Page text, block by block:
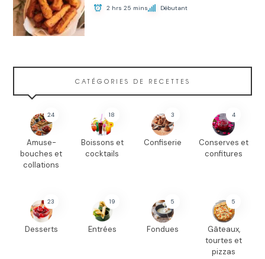
2 hrs 25 mins Débutant
CATÉGORIES DE RECETTES
24
Amuse-
bouches et
collations
18
Boissons et
cocktails
3
Confiserie
4
Conserves et
confitures
23
Desserts
19
Entrées
5
Fondues
5
Gâteaux,
tourtes et
pizzas